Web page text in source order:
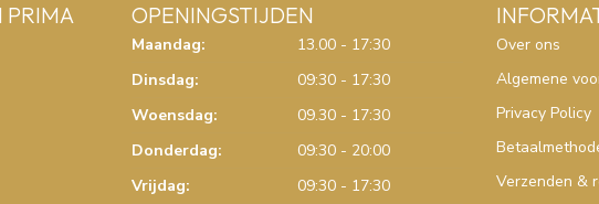
PRIMA
OPENINGSTIJDEN
Maandag:
13.00 - 17:30
Dinsdag:
09:30 - 17:30
Woensdag:
09.30 - 17:30
Donderdag:
09:30 - 20:00
Vrijdag:
09:30 - 17:30
Over ons
Algemene
Privacy Policy
Verzenden &